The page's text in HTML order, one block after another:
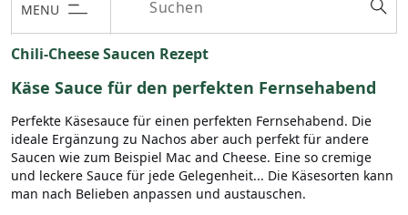
MENU
Chili-Cheese Saucen Rezept
Käse Sauce für den perfekten Fernsehabend
Perfekte Käsesauce für einen perfekten Fernsehabend. Die
ideale Ergänzung zu Nachos aber auch perfekt für andere
Saucen wie zum Beispiel Mac and Cheese. Eine so cremige
und leckere Sauce für jede Gelegenheit... Die Käsesorten kann
man nach Belieben anpassen und austauschen.